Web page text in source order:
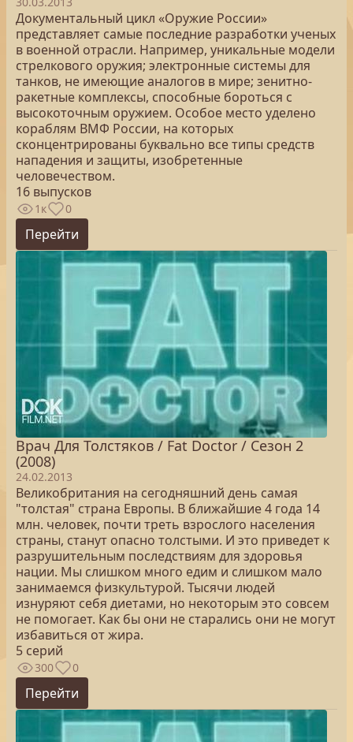
Документальный цикл «Оружие России»
представляет самые последние разработки ученых
в военной отрасли. Например, уникальные модели
стрелкового оружия; электронные системы для
танков, не имеющие аналогов в мире; зенитно-
ракетные комплексы, способные бороться с
высокоточным оружием. Особое место уделено
кораблям ВМФ России, на которых
сконцентрированы буквально все типы средств
нападения и защиты, изобретенные
человечеством.
16 выпусков
1к 0
Перейти
Врач Для Толстяков / Fat Doctor / Сезон 2
(2008)
24.02.2013
Великобритания на сегодняшний день самая
"толстая" страна Европы. В ближайшие 4 года 14
млн. человек, почти треть взрослого населения
страны, станут опасно толстыми. И это приведет к
разрушительным последствиям для здоровья
нации. Мы слишком много едим и слишком мало
занимаемся физкультурой. Тысячи людей
изнуряют себя диетами, но некоторым это совсем
не помогает. Как бы они не старались они не могут
избавиться от жира.
5 серий
300 0
Перейти